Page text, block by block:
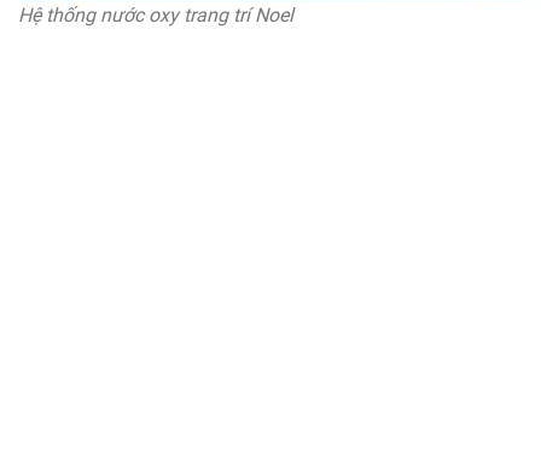
Hệ thống nước oxy trang trí Noel